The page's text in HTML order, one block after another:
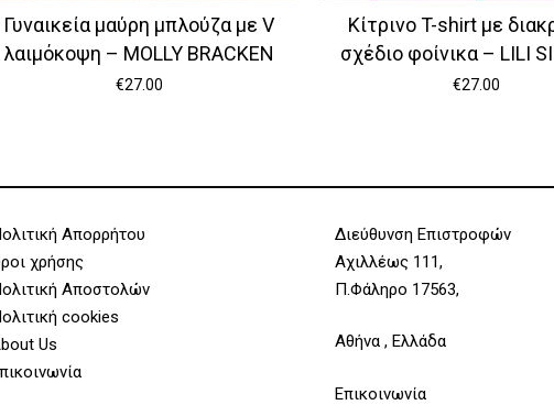
Γυναικεία μαύρη μπλούζα με V
λαιμόκοψη – MOLLY BRACKEN
€27.00
Κίτρινο T-shirt με
σχέδιο φοίνικα – LILI
€27.00
Απορρήτου
χρήσης
Αποστολών
cookies
Us
Διεύθυνση Επιστροφών
Αχιλλέως 111,
Π.Φάληρο 17563,
Αθήνα , Ελλάδα
Επικοινωνία